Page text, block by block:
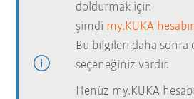
doldurmak için
şimdi my.KUKA
Bu bilgileri daha sonra
seçeneğiniz vardır.
Henüz my.KUKA